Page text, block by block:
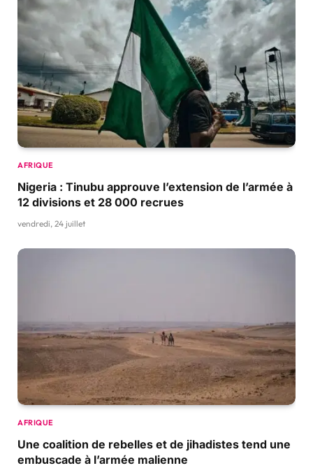
AFRIQUE
Nigeria : Tinubu approuve l’extension de l’armée à
12 divisions et 28 000 recrues
vendredi, 24 juillet
AFRIQUE
Une coalition de rebelles et de jihadistes tend une
embuscade à l’armée malienne